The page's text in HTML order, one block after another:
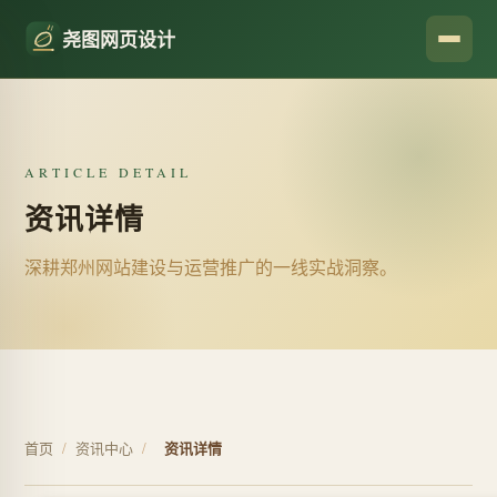
尧图网页设计
ARTICLE DETAIL
资讯详情
深耕郑州网站建设与运营推广的一线实战洞察。
首页 / 资讯中心 / 资讯详情